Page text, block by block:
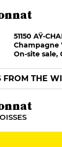
51150 AŸ-
Champagne
On-site sale,
FROM THE